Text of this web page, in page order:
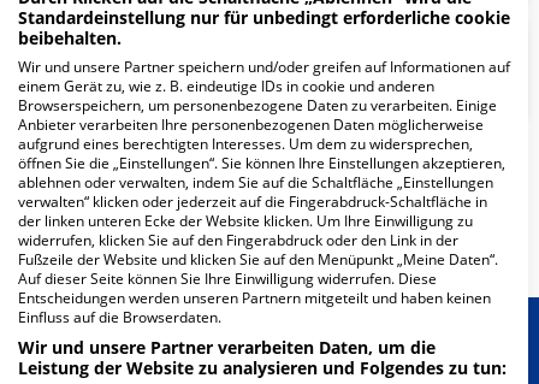
Frauenheilkunde und
Geburtshilfe
WeitereFachabteilungen 1
Mehr Informationen
Besondere Merkmale
Standardeinstellung nur für unbedingt erforderliche cookie
beibehalten.
Wir und unsere Partner speichern und/oder greifen auf Informationen auf
einem Gerät zu, wie z. B. eindeutige IDs in cookie und anderen
Browserspeichern, um personenbezogene Daten zu verarbeiten. Einige
Anbieter verarbeiten Ihre personenbezogenen Daten möglicherweise
aufgrund eines berechtigten Interesses. Um dem zu widersprechen,
öffnen Sie die „Einstellungen“. Sie können Ihre Einstellungen akzeptieren,
ablehnen oder verwalten, indem Sie auf die Schaltfläche „Einstellungen
verwalten“ klicken oder jederzeit auf die Fingerabdruck-Schaltfläche in
der linken unteren Ecke der Website klicken. Um Ihre Einwilligung zu
widerrufen, klicken Sie auf den Fingerabdruck oder den Link in der
Fußzeile der Website und klicken Sie auf den Menüpunkt „Meine Daten“.
Auf dieser Seite können Sie Ihre Einwilligung widerrufen. Diese
Entscheidungen werden unseren Partnern mitgeteilt und haben keinen
Einfluss auf die Browserdaten.
Wir und unsere Partner verarbeiten Daten, um die
Leistung der Website zu analysieren und Folgendes zu tun: